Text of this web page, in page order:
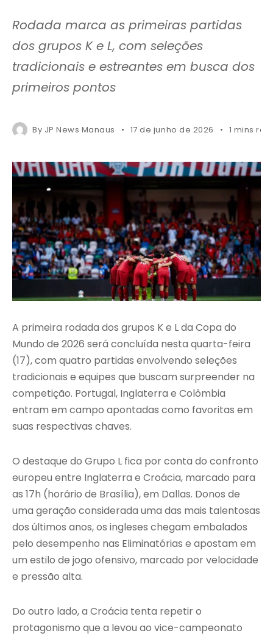
Rodada marca as primeiras partidas
dos grupos K e L, com seleções
tradicionais e estreantes em busca dos
primeiros pontos
By JP News Manaus 17 de junho de 2026 1 mins
A primeira rodada dos grupos K e L da Copa do
Mundo de 2026 será concluída nesta quarta-feira
(17), com quatro partidas envolvendo seleções
tradicionais e equipes que buscam surpreender na
competição. Portugal, Inglaterra e Colômbia
entram em campo apontadas como favoritas em
suas respectivas chaves.
O destaque do Grupo L fica por conta do confronto
europeu entre Inglaterra e Croácia, marcado para
as 17h (horário de Brasília), em Dallas. Donos de
uma geração considerada uma das mais talentosas
dos últimos anos, os ingleses chegam embalados
pelo desempenho nas Eliminatórias e apostam em
um estilo de jogo ofensivo, marcado por velocidade
e pressão alta.
Do outro lado, a Croácia tenta repetir o
protagonismo que a levou ao vice-campeonato